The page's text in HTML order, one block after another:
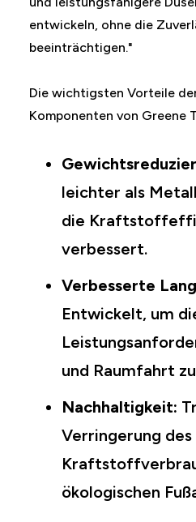
entwickeln, ohne die
beeinträchtigen."
Die wichtigsten Vorteile
Komponenten von Greene
leichter als
die
verbessert.
Verbesserte
Entwickelt, um
und Raumfahrt
Nachhaltigkeit:
Verringerung des
ökologischen